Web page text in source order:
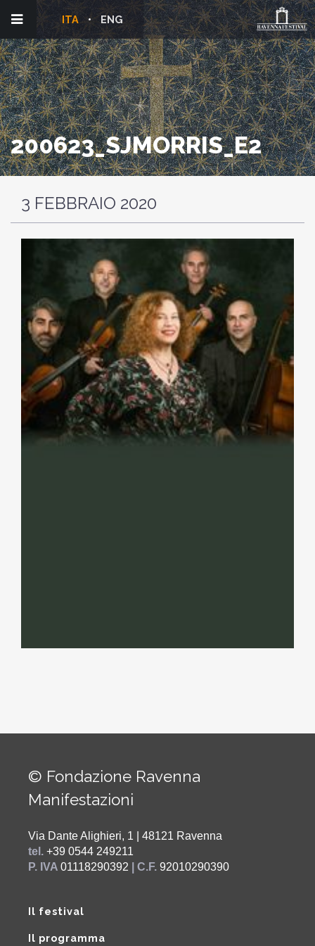
ENG
ITA
200623_SJMORRIS_E2
3 FEBBRAIO 2020
© Fondazione Ravenna
Manifestazioni
Via Dante Alighieri, 1 | 48121 Ravenna
tel. +39 0544 249211
P. IVA 01118290392 | C.F. 92010290390
Il festival
Il programma